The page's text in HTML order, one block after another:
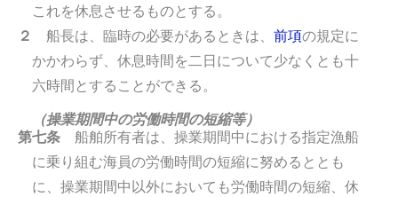
これを休息させるものとする。
２ 船長は、臨時の必要があるときは、 前項の規定に
かかわらず、休息時間を二日について少なくとも十
六時間とすることができる。
（操業期間中の労働時間の短縮等）
第七条 船舶所有者は、操業期間中における指定漁船
に乗り組む海員の労働時間の短縮に努めるととも
に、操業期間中以外においても労働時間の短縮、休